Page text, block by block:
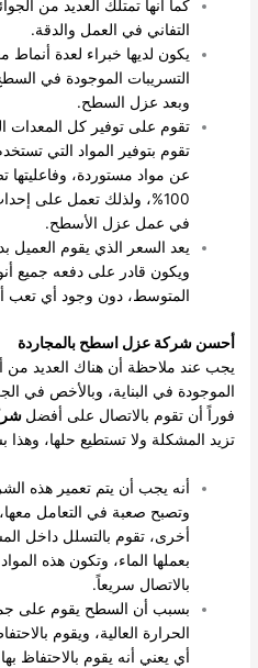
كما أنها تمتلك العديد من
التفاني في العمل والدقة.
يكون لديها خبراء لعدة
التسريبات الموجودة في
وبعد عزل السطح.
تقوم على توفير كل المعدات
تقوم بتوفير المواد التي
عن مواد مستوردة،
100%، ولذلك تعمل على
في عمل عزل الأسطح.
يعد السعر الذي يقوم العميل
ويكون قادر على دفعه جميع
المتوسط، دون وجود أي تعب
أحسن شركة عزل اسطح بالمجاردة
يجب عند ملاحظة أن هناك العديد من
الموجودة في البناية، وبالأخص في
فوراً أن تقوم بالاتصال على أفضل
تزيد المشكلة ولا تستطيع حلها،
أنه يجب أن يتم تعمير هذه
وتصبح صعبة في التعامل
أخرى، تقوم بالتسلل داخل
بعملها الماء، وتكون هذه
بالاتصال سريعاً.
بسبب أن السطح يقوم على
أي يعني أنه يقوم